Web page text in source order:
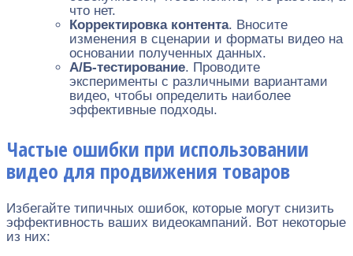
что нет.
Корректировка контента. Вносите
изменения в сценарии и форматы видео на
основании полученных данных.
А/Б-тестирование. Проводите
эксперименты с различными вариантами
видео, чтобы определить наиболее
эффективные подходы.
Частые ошибки при использовании
видео для продвижения товаров
Избегайте типичных ошибок, которые могут снизить
эффективность ваших видеокампаний. Вот некоторые
из них: